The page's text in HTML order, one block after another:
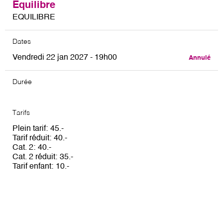
Equilibre
EQUILIBRE
Dates
Vendredi 22 jan 2027 - 19h00 Annulé
Durée
Tarifs
Plein tarif 45
Tarif réduit 40
Cat. 2 40
Cat. 2 réduit 35
Tarif enfant
10